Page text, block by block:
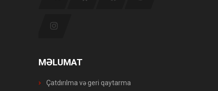
MƏLUMAT
Çatdırılma və geri qaytarma